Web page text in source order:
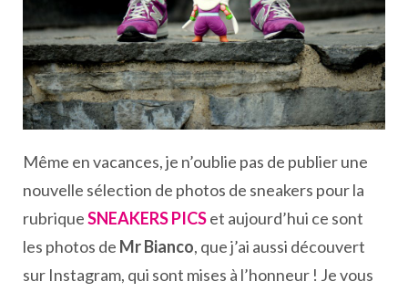
Même en vacances, je n’oublie pas de publier une
nouvelle sélection de photos de sneakers pour la
rubriqueSNEAKERS PICSet aujourd’hui ce sont
les photos de Mr Bianco, que j’ai aussi découvert
sur Instagram, qui sont mises à l’honneur ! Je vous